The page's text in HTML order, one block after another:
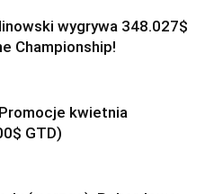
wygrywa 348.027$
Championship!
kwietnia
GTD)